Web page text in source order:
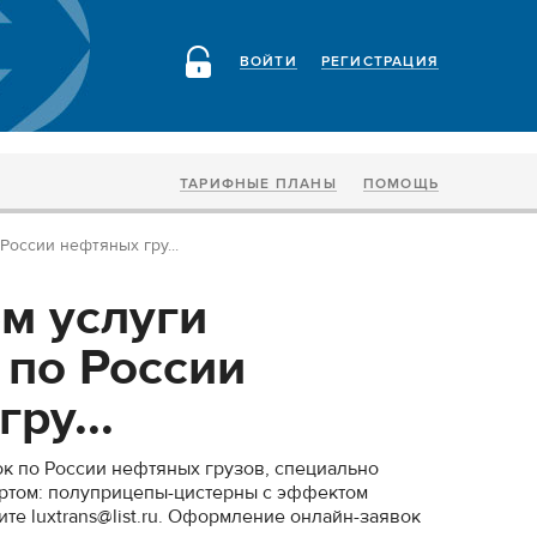
РЕГИСТРАЦИЯ
ВОЙТИ
ТАРИФНЫЕ ПЛАНЫ ПОМОЩЬ
нефтяных гру...
услуги
России
по России нефтяных грузов, специально
полуприцепы-цистерны с эффектом
luxtrans@list.ru. Оформление онлайн-заявок